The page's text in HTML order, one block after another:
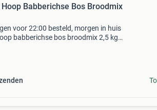
Babberichse Bos Broodmix
voor 22:00 besteld, morgen in huis
babberichse bos broodmix 2,5 kg